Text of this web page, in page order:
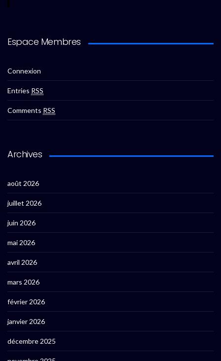
Espace Membres
Connexion
Entries RSS
Comments RSS
Archives
août 2026
juillet 2026
juin 2026
mai 2026
avril 2026
mars 2026
février 2026
janvier 2026
décembre 2025